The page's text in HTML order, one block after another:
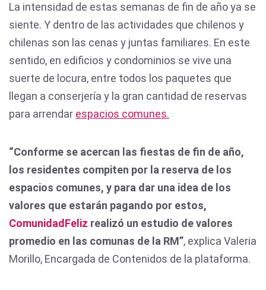
La intensidad de estas semanas de fin de año ya se
siente. Y dentro de las actividades que chilenos y
chilenas son las cenas y juntas familiares. En este
sentido, en edificios y condominios se vive una
suerte de locura, entre todos los paquetes que
llegan a conserjería y la gran cantidad de reservas
para arrendar espacios comunes.
“Conforme se acercan las fiestas de fin de año,
los residentes compiten por la reserva de los
espacios comunes, y para dar una idea de los
valores que estarán pagando por estos,
ComunidadFeliz realizó un estudio de valores
promedio en las comunas de la RM”, explica Valeria
Morillo, Encargada de Contenidos de la plataforma.